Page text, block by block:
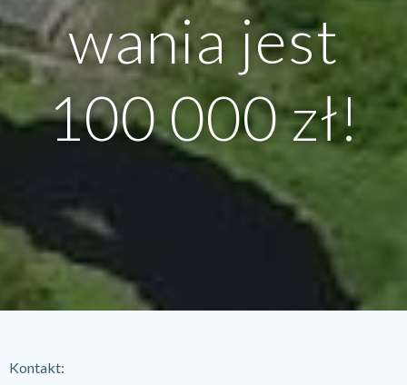
wania jest
100 000 zł!
Kontakt: